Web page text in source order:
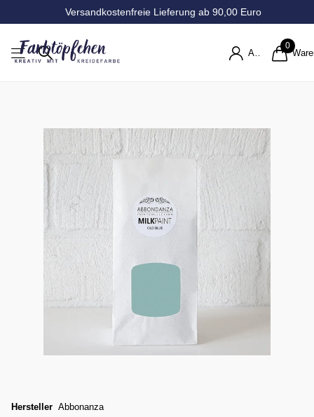
Versandkostenfreie Lieferung ab 90,00 Euro
0
Hersteller Abbonanza